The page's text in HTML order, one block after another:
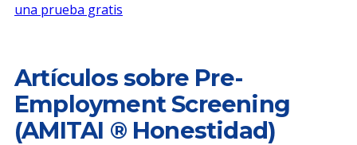
una prueba gratis
Artículos sobre Pre-
Employment Screening
(AMITAI ® Honestidad)